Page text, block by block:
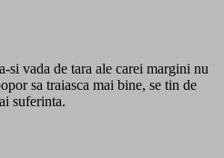
si vada de tara ale carei margini nu
sa traiasca mai bine, se tin de
suferinta.